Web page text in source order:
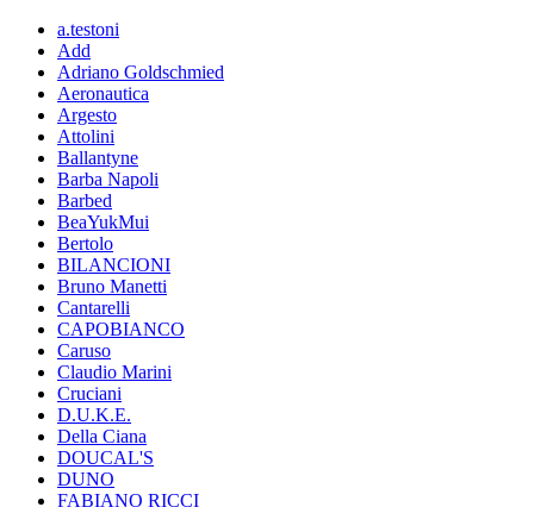
a.testoni
Add
Adriano Goldschmied
Aeronautica
Argesto
Attolini
Ballantyne
Barba Napoli
Barbed
BeaYukMui
Bertolo
BILANCIONI
Bruno Manetti
Cantarelli
CAPOBIANCO
Caruso
Claudio Marini
Cruciani
D.U.K.E.
Della Ciana
DOUCAL'S
DUNO
FABIANO RICCI